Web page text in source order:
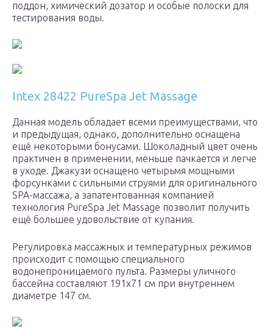
поддон, химический дозатор и особые полоски для
тестирования воды.
Intex 28422 PureSpa Jet Massage
Данная модель обладает всеми преимуществами, что
и предыдущая, однако, дополнительно оснащена
ещё некоторыми бонусами. Шоколадный цвет очень
практичен в применении, меньше пачкается и легче
в уходе. Джакузи оснащено четырьмя мощными
форсунками с сильными струями для оригинального
SPA-массажа, а запатентованная компанией
технология PureSpa Jet Massage позволит получить
ещё большее удовольствие от купания.
Регулировка массажных и температурных режимов
происходит с помощью специального
водонепроницаемого пульта. Размеры уличного
бассейна составляют 191х71 см при внутреннем
диаметре 147 см.